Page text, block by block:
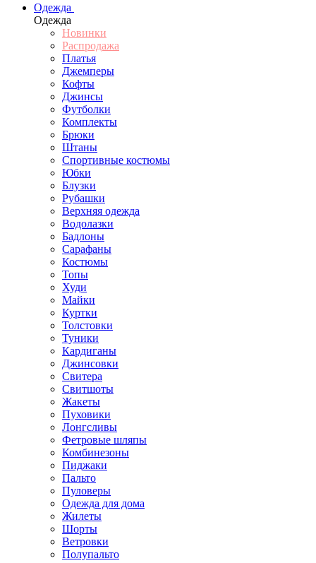
Одежда
Одежда
Новинки
Распродажа
Платья
Джемперы
Кофты
Джинсы
Футболки
Комплекты
Брюки
Штаны
Спортивные костюмы
Юбки
Блузки
Рубашки
Верхняя одежда
Водолазки
Бадлоны
Сарафаны
Костюмы
Топы
Худи
Майки
Куртки
Толстовки
Туники
Кардиганы
Джинсовки
Свитера
Свитшоты
Жакеты
Пуховики
Лонгсливы
Фетровые шляпы
Комбинезоны
Пиджаки
Пальто
Пуловеры
Одежда для дома
Жилеты
Шорты
Ветровки
Полупальто